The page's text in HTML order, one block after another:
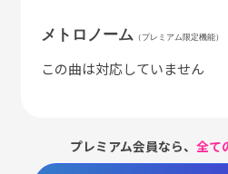
メトロノーム （プレミアム限定機能）
この曲は対応していません
プレミアム会員なら、全て